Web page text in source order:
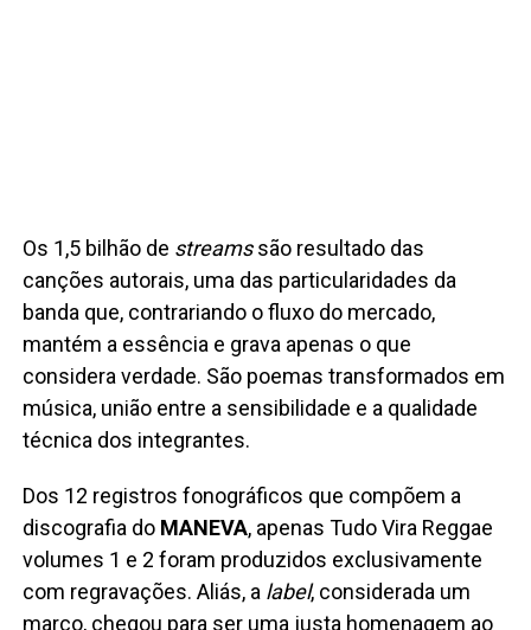
Os 1,5 bilhão de streamssão resultado das
canções autorais, uma das particularidades da
banda que, contrariando o fluxo do mercado,
mantém a essência e grava apenas o que
considera verdade. São poemas transformados em
música, união entre a sensibilidade e a qualidade
técnica dos integrantes.
Dos 12 registros fonográficos que compõem a
discografia do MANEVA, apenas Tudo Vira Reggae
volumes 1 e 2 foram produzidos exclusivamente
com regravações. Aliás, a label, considerada um
marco, chegou para ser uma justa homenagem ao